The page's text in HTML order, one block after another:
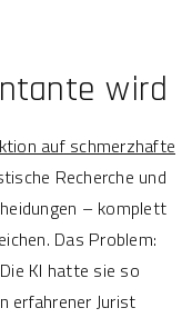
wird
auf schmerzhafte
Recherche und
– komplett
Das Problem:
KI hatte sie so
erfahrener Jurist